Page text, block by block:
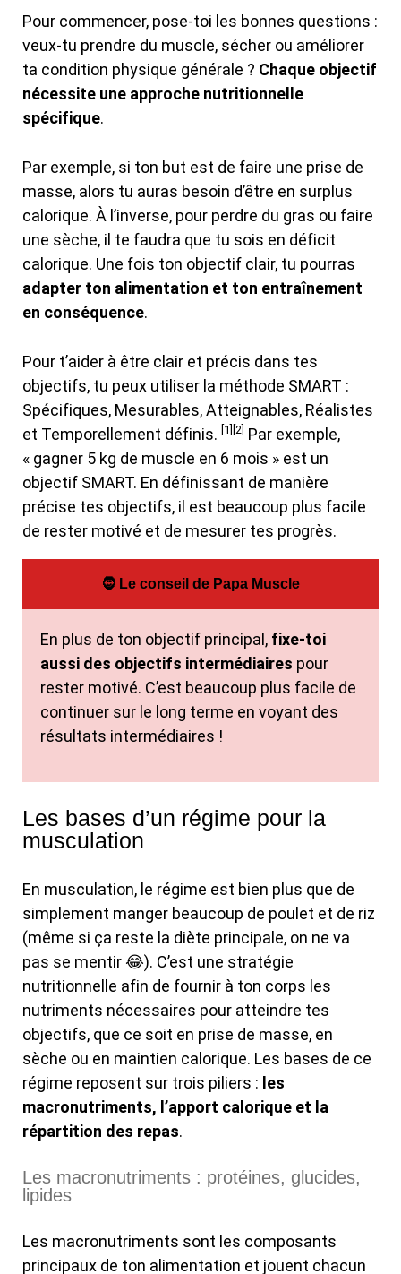
Pour commencer, pose-toi les bonnes questions :
veux-tu prendre du muscle, sécher ou améliorer
ta condition physique générale ? Chaque objectif
nécessite une approche nutritionnelle
spécifique.
Par exemple, si ton but est de faire une prise de
masse, alors tu auras besoin d’être en surplus
calorique. À l’inverse, pour perdre du gras ou faire
une sèche, il te faudra que tu sois en déficit
calorique. Une fois ton objectif clair, tu pourras
adapter ton alimentation et ton entraînement
en conséquence.
Pour t’aider à être clair et précis dans tes
objectifs, tu peux utiliser la méthode SMART :
Spécifiques, Mesurables, Atteignables, Réalistes
et Temporellement définis. [1][2] Par exemple,
« gagner 5 kg de muscle en 6 mois » est un
objectif SMART. En définissant de manière
précise tes objectifs, il est beaucoup plus facile
de rester motivé et de mesurer tes progrès.
🧔 Le conseil de Papa Muscle
En plus de ton objectif principal, fixe-toi
aussi des objectifs intermédiaires pour
rester motivé. C’est beaucoup plus facile de
continuer sur le long terme en voyant des
résultats intermédiaires !
Les bases d’un régime pour la
musculation
En musculation, le régime est bien plus que de
simplement manger beaucoup de poulet et de riz
(même si ça reste la diète principale, on ne va
pas se mentir 😂). C’est une stratégie
nutritionnelle afin de fournir à ton corps les
nutriments nécessaires pour atteindre tes
objectifs, que ce soit en prise de masse, en
sèche ou en maintien calorique. Les bases de ce
régime reposent sur trois piliers : les
macronutriments, l’apport calorique et la
répartition des repas.
Les macronutriments : protéines, glucides,
lipides
Les macronutriments sont les composants
principaux de ton alimentation et jouent chacun